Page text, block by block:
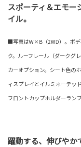
スポーティ＆エモー
イル。
■写真はW×B（2WD）。ボデ
ク。ルーフレール（ダークグ
カーオプション。シート色の
ィスプレイとイルミネーテッ
フロントカップホルダーラン
躍動する、伸びやか